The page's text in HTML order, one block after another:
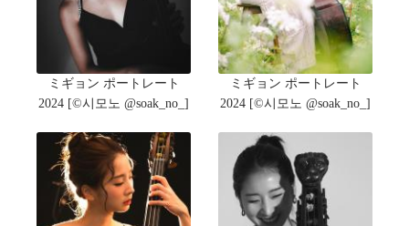
ミギョン ポートレート
2024 [©️시모노 @soak_no_]
ミギョン ポートレート
2024 [©️시모노 @soak_no_]